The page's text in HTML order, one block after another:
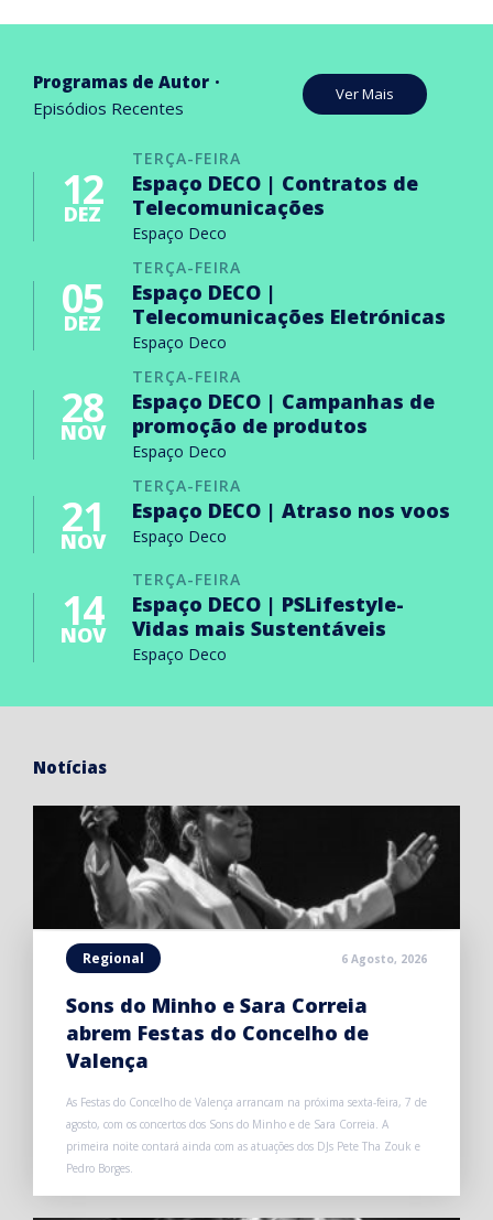
Programas de Autor
Episódios Recentes
Ver Mais
TERÇA-FEIRA
12
DEZ
Espaço DECO | Contratos de
Telecomunicações
Espaço Deco
TERÇA-FEIRA
05
DEZ
Espaço DECO |
Telecomunicações Eletrónicas
Espaço Deco
TERÇA-FEIRA
28
NOV
Espaço DECO | Campanhas de
promoção de produtos
Espaço Deco
TERÇA-FEIRA
21
NOV
Espaço DECO | Atraso nos voos
Espaço Deco
TERÇA-FEIRA
14
NOV
Espaço DECO | PSLifestyle-
Vidas mais Sustentáveis
Espaço Deco
Notícias
Regional 6 Agosto, 2026
Sons do Minho e Sara Correia
abrem Festas do Concelho de
Valença
As Festas do Concelho de Valença arrancam na próxima sexta-feira, 7 de
agosto, com os concertos dos Sons do Minho e de Sara Correia. A
primeira noite contará ainda com as atuações dos DJs Pete Tha Zouk e
Pedro Borges.